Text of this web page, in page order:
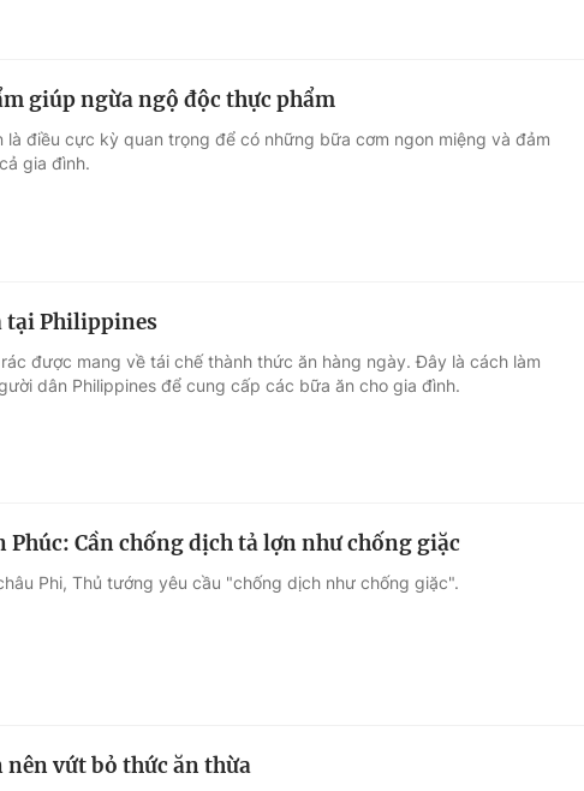
giúp ngừa ngộ độc thực phẩm
là điều cực kỳ quan trọng để có những bữa cơm ngon miệng và đảm
gia đình.
tại Philippines
được mang về tái chế thành thức ăn hàng ngày. Đây là cách làm
dân Philippines để cung cấp các bữa ăn cho gia đình.
Phúc: Cần chống dịch tả lợn như chống giặc
Phi, Thủ tướng yêu cầu "chống dịch như chống giặc".
nên vứt bỏ thức ăn thừa